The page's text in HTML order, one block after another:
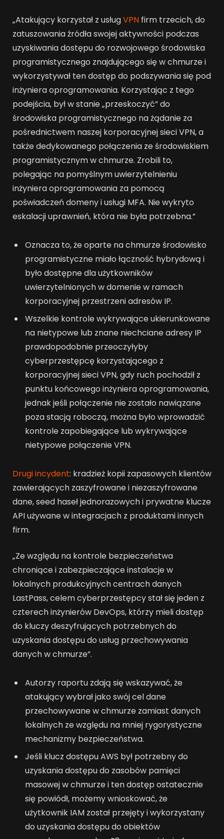
„Atakujący korzystał z usługVPN firm trzecich, do
zatuszowania źródła swojej aktywności podczas
uzyskiwania dostępu do rozwojowego środowiska
programistycznego znajdującego się w chmurze i
wykorzystywał ten dostęp do podszywania się pod
inżyniera oprogramowania. Korzystając z tego
podejścia, był w stanie „przeskoczyć” do
środowiska programistycznego na żądanie za
pośrednictwem naszej korporacyjnej sieci VPN, a
także dedykowanego połączenia ze środowiskiem
programistycznym w chmurze. Zrobili to,
polegając na pomyślnym uwierzytelnieniu
inżyniera oprogramowania za pomocą
poświadczeń domeny i usługi MFA. Nie wykryto
eskalacji uprawnień, która nie była potrzebna.”
Oznacza to, że oparte na chmurze środowisko
programistyczne miało łączność hybrydową i
było dostępne dla użytkowników
uwierzytelnionych w domenie w ramach
korporacyjnej przestrzeni adresów IP.
Wszelkie kontrole wykrywające ukierunkowane
na nietypowe lub znane niechciane adresy IP
prawdopodobnie przeoczyłyby
cyberprzestępcę korzystającego z
korporacyjnej sieci VPN, gdy ruch pochodził z
punktu końcowego inżyniera oprogramowania,
jednak jeśli połączenie nie zostało nawiązane
poza stacją roboczą, można było wprowadzić
kontrole zapobiegające lub wykrywające
nietypowe połączenie VPN.
Drugi incydent: kradzież kopii zapasowych klientów
zawierających zaszyfrowane i niezaszyfrowane
dane, seed haseł jednorazowych i prywatne klucze
API używane w integracjach z produktami innych
firm.
„Ze względu na kontrole bezpieczeństwa
chroniące i zabezpieczające instalacje w
lokalnych produkcyjnych centrach danych
LastPass, celem cyberprzestępcy stał się jeden z
czterech inżynierów DevOps, którzy mieli dostęp
do kluczy deszyfrujących potrzebnych do
uzyskania dostępu do usług przechowywania
danych w chmurze”.
Autorzy raportu zdają się wskazywać, że
atakujący wybrał jako swój cel dane
przechowywane w chmurze zamiast danych
lokalnych ze względu na mniej rygorystyczne
mechanizmy bezpieczeństwa.
Jeśli klucz dostępu AWS był potrzebny do
uzyskania dostępu do zasobów pamięci
masowej w chmurze i ten dostęp ostatecznie
się powiódł, możemy wnioskować, że
użytkownik IAM został przejęty i wykorzystany
do uzyskania dostępu do obiektów